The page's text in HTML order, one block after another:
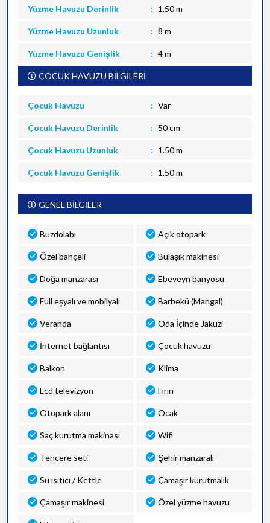
Yüzme Havuzu Derinlik 1.50 m
Yüzme Havuzu Uzunluk 8 m
Yüzme Havuzu Genişlik 4 m
ÇOCUK HAVUZU BİLGİLERİ
Çocuk Havuzu Var
Çocuk Havuzu Derinlik 50 cm
Çocuk Havuzu Uzunluk 1.50 m
Çocuk Havuzu Genişlik 1.50 m
GENEL BİLGİLER
Buzdolabı Açık otopark
Özel bahçeli Bulaşık makinesi
Doğa manzarası Ebeveyn banyosu
Full eşyalı ve mobilyalı Barbekü (Mangal)
Veranda Oda İçinde Jakuzi
İnternet bağlantısı Çocuk havuzu
Balkon Klima
Lcd televizyon Fırın
Otopark alanı Ocak
Saç kurutma makinası Wifi
Tencere seti Şehir manzaralı
Su ısıtıcı / Kettle Çamaşır kurutmalık
Çamaşır makinesi Özel yüzme havuzu